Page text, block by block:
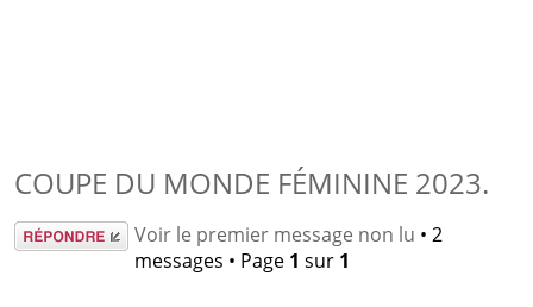
COUPE DU MONDE FÉMININE 2023.
Répondre Voir le premier message non lu • 2
messages • Page 1 sur 1